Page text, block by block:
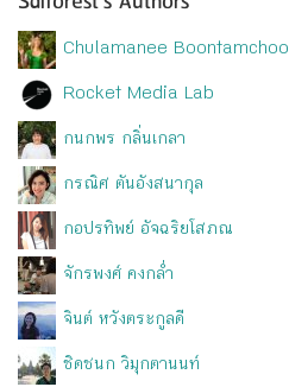
Chulamanee Boontamchoo
Rocket Media Lab
กนกพร กลิ่นเกลา
กรณิศ ตันอังสนากุล
กอปรทิพย์ อัจฉริยโสภณ
จักรพงศ์ คงกล่ำ
จินต์ หวังตระกูลดี
ชิดชนก วิมุกตานนท์